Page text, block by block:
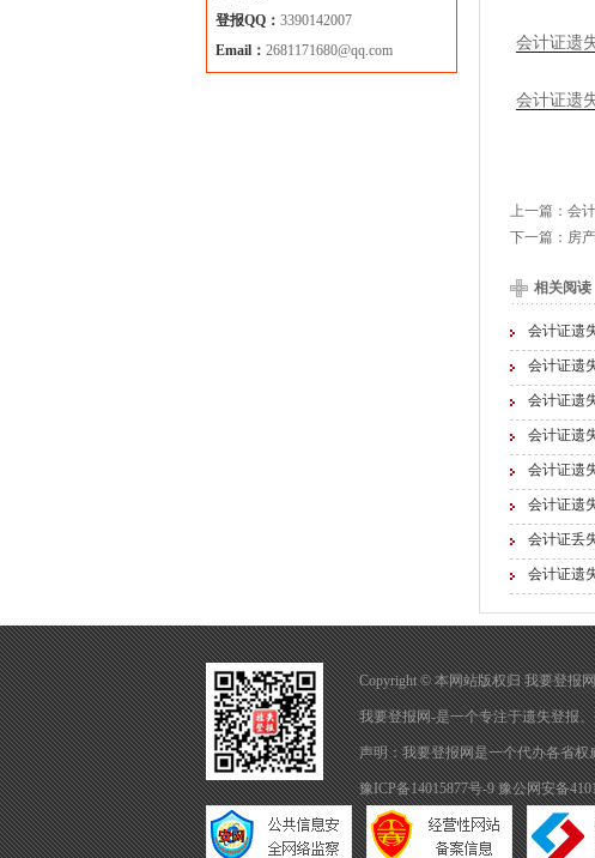
会计证遗
会计证遗
上一篇： 会
下一篇： 房
相关阅读
会计证遗
会计证遗
会计证遗
会计证遗
会计证遗
会计证遗
会计证丢
会计证遗
登报QQ： 3390142007
Email： 2681171680@qq.com
Copyright © 本网站版权归 我要登报
我要登报网-是一个专注于遗失登报、
声明：我要登报网是一个代办各省
豫ICP备14015877号-9 豫公网安备